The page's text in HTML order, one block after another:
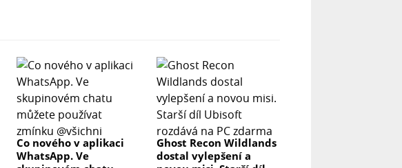
Co nového v aplikaci
WhatsApp. Ve
Ghost Recon Wildlands
dostal vylepšení a